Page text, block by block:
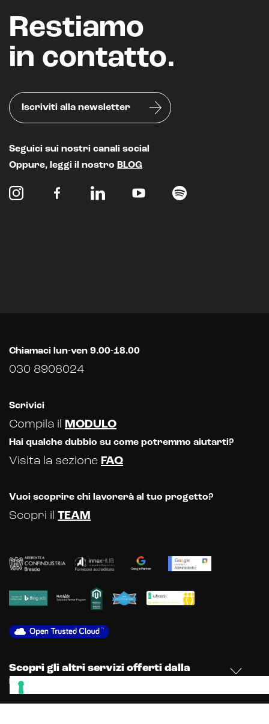
Intelligenza Artificiale e AR VR -
Metaverso
IoT (Internet of Things)
Intelligenza artificiale
Analisi predittiva
Restiamo
in contatto.
Iscriviti alla newsletter
Seguici sui nostri canali social
Oppure, leggi il nostro BLOG
Chiamaci lun-ven 9.00-18.00
030 8908024
Scrivici
Compila il MODULO
Hai qualche dubbio su come potremmo aiutarti?
Visita la sezione FAQ
Vuoi scoprire chi lavorerà al tuo progetto?
Scopri il TEAM
Scopri gli altri servizi offerti dalla
nostra Web & Communication Agency